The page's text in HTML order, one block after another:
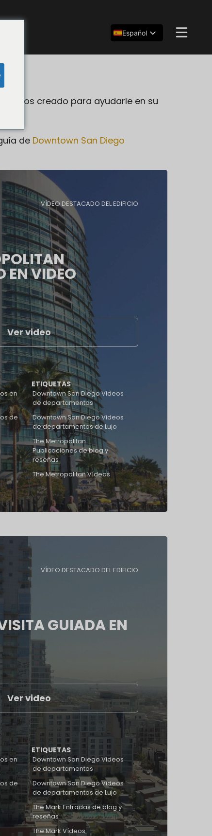
Español
creado para ayudarle en su
de Downtown San Diego
VÍDEO DESTACADO DEL EDIFICIO
EN VIDEO
Ver video
en
de
ETIQUETAS
Downtown San Diego Videos
de departamentos
Downtown San Diego Videos
de departamentos de Lujo
The Metropolitan
Publicaciones de blog y
reseñas
The Metropolitan Vídeos
VÍDEO DESTACADO DEL EDIFICIO
GUIADA EN
Ver video
en
de
ETIQUETAS
Downtown San Diego Videos
de departamentos
Downtown San Diego Videos
de departamentos de Lujo
The Mark Entradas de blog y
reseñas
The Mark Vídeos